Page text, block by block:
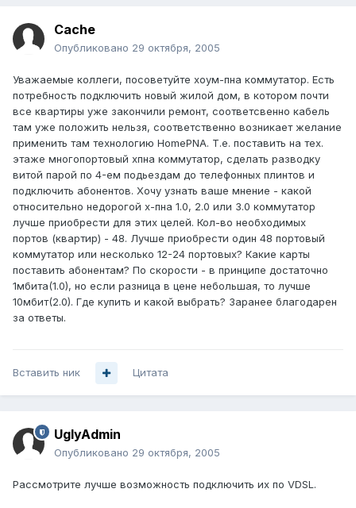
Cache
Опубликовано 29 октября, 2005
Уважаемые коллеги, посоветуйте хоум-пна коммутатор. Есть
потребность подключить новый жилой дом, в котором почти
все квартиры уже закончили ремонт, соответсвенно кабель
там уже положить нельзя, соответственно возникает желание
применить там технологию HomePNA. Т.е. поставить на тех.
этаже многопортовый хпна коммутатор, сделать разводку
витой парой по 4-ем подьездам до телефонных плинтов и
подключить абонентов. Хочу узнать ваше мнение - какой
относительно недорогой х-пна 1.0, 2.0 или 3.0 коммутатор
лучше приобрести для этих целей. Кол-во необходимых
портов (квартир) - 48. Лучше приобрести один 48 портовый
коммутатор или несколько 12-24 портовых? Какие карты
поставить абонентам? По скорости - в принципе достаточно
1мбита(1.0), но если разница в цене небольшая, то лучше
10мбит(2.0). Где купить и какой выбрать? Заранее благодарен
за ответы.
Вставить ник Цитата
UglyAdmin
Опубликовано 29 октября, 2005
Рассмотрите лучше возможность подключить их по VDSL.